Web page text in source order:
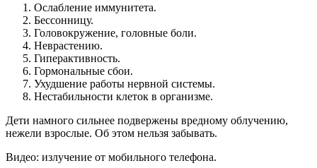
Ослабление иммунитета.
Бессонницу.
Головокружение, головные боли.
Неврастению.
Гиперактивность.
Гормональные сбои.
Ухудшение работы нервной системы.
Нестабильности клеток в организме.
Дети намного сильнее подвержены вредному облучению,
нежели взрослые. Об этом нельзя забывать.
Видео: излучение от мобильного телефона.